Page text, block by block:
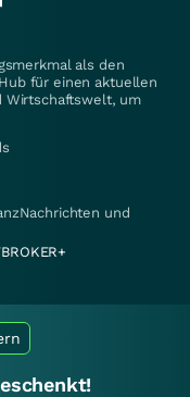
als den
für einen aktuellen
Wirtschaftswelt, um
und